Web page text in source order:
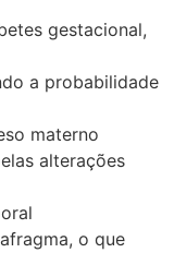
gestacional,
a probabilidade
materno
alterações
o que